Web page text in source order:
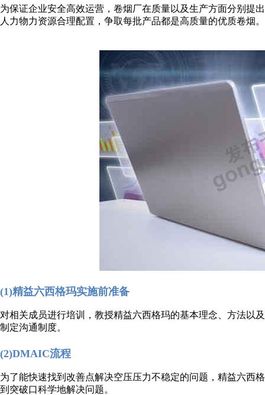
为保证企业安全高效运营，卷烟厂在质量以及生产方面分别提
人力物力资源合理配置，争取每批产品都是高质量的优质卷烟。
(1)精益六西格玛实施前准备
对相关成员进行培训，教授精益六西格玛的基本理念、方法以
制定沟通制度。
(2)DMAIC流程
为了能快速找到改善点解决空压压力不稳定的问题，精益六西
到突破口科学地解决问题。